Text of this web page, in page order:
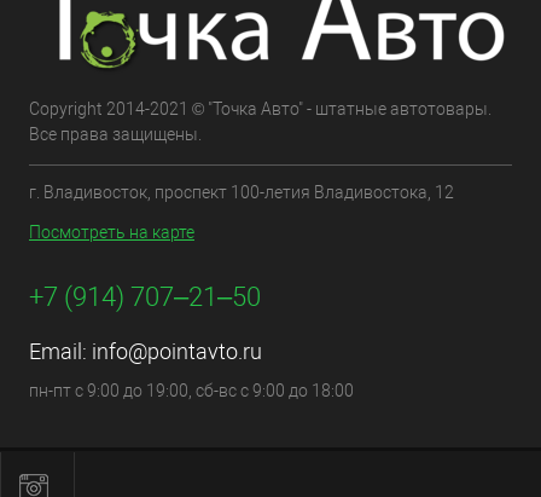
Copyright 2014-2021 © "Точка Авто" - штатные автотовары.
Все права защищены.
г. Владивосток, проспект 100-летия Владивостока, 12
Посмотреть на карте
+7 (914) 707‒21‒50
Email: info@pointavto.ru
пн-пт с 9:00 до 19:00, сб-вс с 9:00 до 18:00